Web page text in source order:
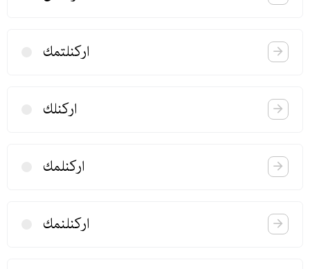
اركنلتمك
اركنلك
اركنلمك
اركنلنمك